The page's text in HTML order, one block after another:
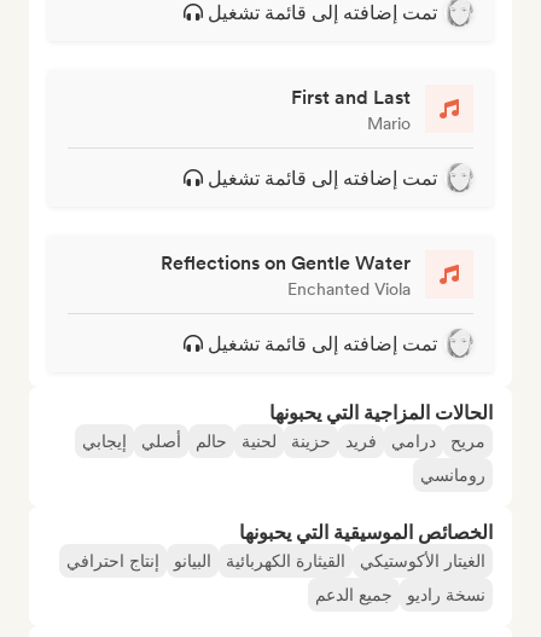
تمت إضافته إلى قائمة تشغيل
First and Last
Mario
تمت إضافته إلى قائمة تشغيل
Reflections on Gentle Water
Enchanted Viola
تمت إضافته إلى قائمة تشغيل
الحالات المزاجية التي يحبونها
مريح درامي فريد حزينة لحنية حالم أصلي
إيجابي
رومانسي
الخصائص الموسيقية التي يحبونها
الغيتار الأكوستيكي القيثارة الكهربائية البيانو
إنتاج احترافي
نسخة راديو
جميع الدعم